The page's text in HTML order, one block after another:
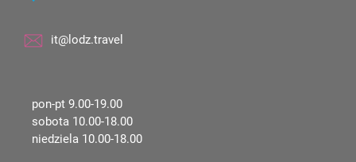
it@lodz.travel
pon-pt 9.00-19.00
sobota 10.00-18.00
niedziela 10.00-18.00